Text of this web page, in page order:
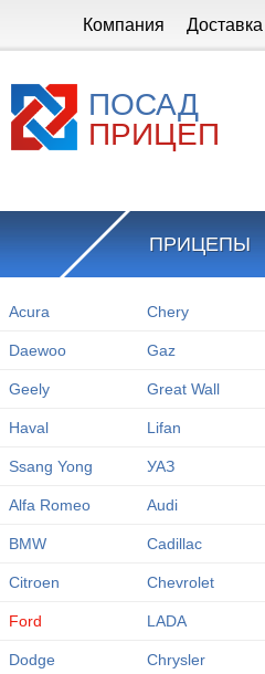
Компания Доставка
ПОСАД
ПРИЦЕП
ПРИЦЕПЫ
Acura Chery
Daewoo Gaz
Geely Great Wall
Haval Lifan
Ssang Yong УАЗ
Alfa Romeo Audi
BMW Cadillac
Citroen Chevrolet
Ford LADA
Dodge Chrysler